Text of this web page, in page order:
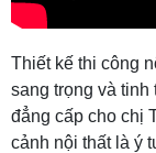
Thiết kế thi công
sang trọng và tinh
đẳng cấp cho chị
cảnh nội thất là ý